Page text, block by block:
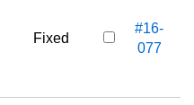
Fixed
#16-
077